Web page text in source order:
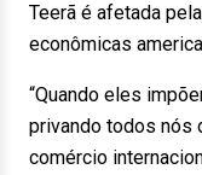
Teerã é afetada
econômicas
“Quando eles
privando todos nós
comércio